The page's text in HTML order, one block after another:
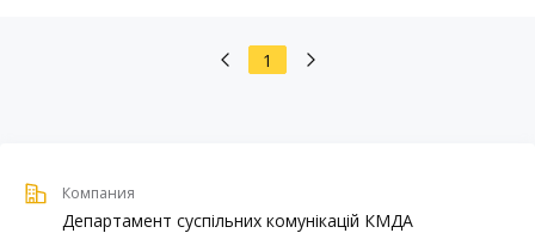
1
Компания
Департамент суспільних комунікацій КМДА